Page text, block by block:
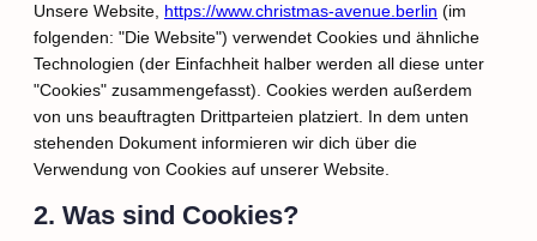
Unsere Website, https://www.christmas-avenue.berlin (im
folgenden: "Die Website") verwendet Cookies und ähnliche
Technologien (der Einfachheit halber werden all diese unter
"Cookies" zusammengefasst). Cookies werden außerdem
von uns beauftragten Drittparteien platziert. In dem unten
stehenden Dokument informieren wir dich über die
Verwendung von Cookies auf unserer Website.
2. Was sind Cookies?